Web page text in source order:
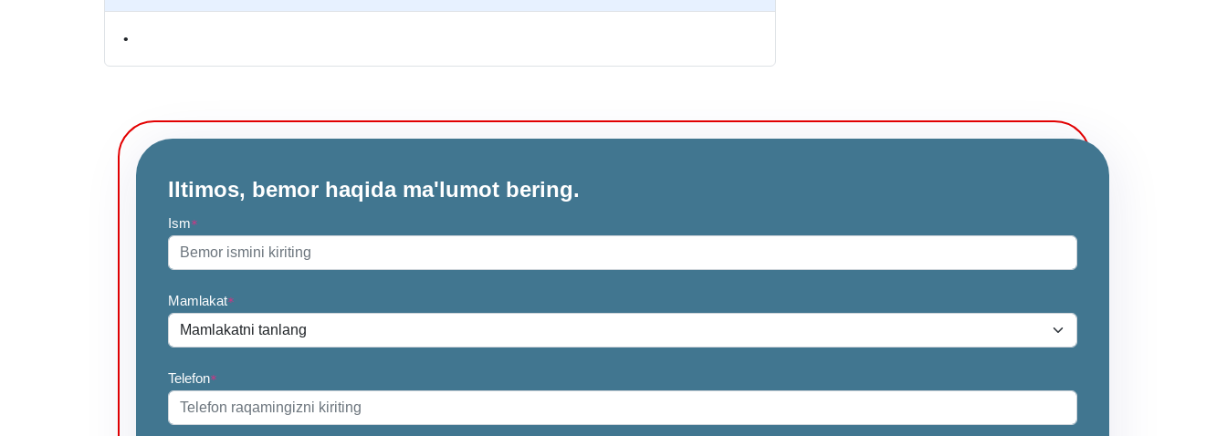
•
Iltimos, bemor haqida ma'lumot bering.
Ism*
Mamlakat*
Telefon*